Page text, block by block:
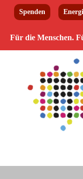
Spenden
Für die Menschen.